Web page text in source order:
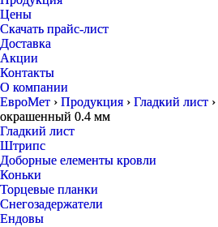
Цены
Скачать прайс-лист
Доставка
Акции
Контакты
О компании
ЕвроМет › Продукция › Гладкий лист ›
окрашенный 0.4 мм
Гладкий лист
Штрипс
Доборные елементы кровли
Коньки
Торцевые планки
Снегозадержатели
Ендовы